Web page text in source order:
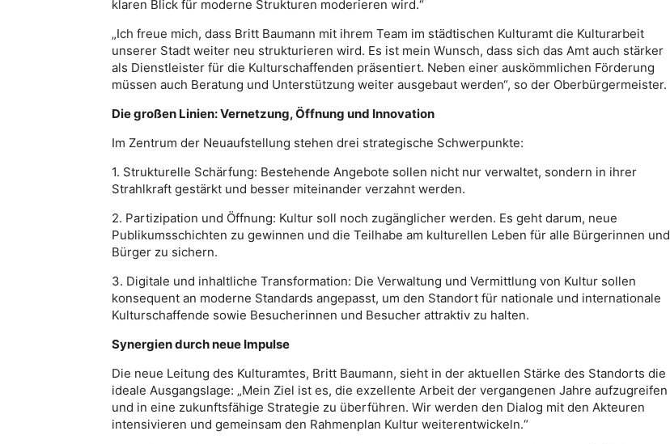
klaren Blick für moderne Strukturen moderieren wird.“
„Ich freue mich, dass Britt Baumann mit ihrem Team im städtischen Kulturamt die Kulturarbeit
unserer Stadt weiter neu strukturieren wird. Es ist mein Wunsch, dass sich das Amt auch stärker
als Dienstleister für die Kulturschaffenden präsentiert. Neben einer auskömmlichen Förderung
müssen auch Beratung und Unterstützung weiter ausgebaut werden“, so der Oberbürgermeister.
Die großen Linien: Vernetzung, Öffnung und Innovation
Im Zentrum der Neuaufstellung stehen drei strategische Schwerpunkte:
1. Strukturelle Schärfung: Bestehende Angebote sollen nicht nur verwaltet, sondern in ihrer
Strahlkraft gestärkt und besser miteinander verzahnt werden.
2. Partizipation und Öffnung: Kultur soll noch zugänglicher werden. Es geht darum, neue
Publikumsschichten zu gewinnen und die Teilhabe am kulturellen Leben für alle Bürgerinnen und
Bürger zu sichern.
3. Digitale und inhaltliche Transformation: Die Verwaltung und Vermittlung von Kultur sollen
konsequent an moderne Standards angepasst, um den Standort für nationale und internationale
Kulturschaffende sowie Besucherinnen und Besucher attraktiv zu halten.
Synergien durch neue Impulse
Die neue Leitung des Kulturamtes, Britt Baumann, sieht in der aktuellen Stärke des Standorts die
ideale Ausgangslage: „Mein Ziel ist es, die exzellente Arbeit der vergangenen Jahre aufzugreifen
und in eine zukunftsfähige Strategie zu überführen. Wir werden den Dialog mit den Akteuren
intensivieren und gemeinsam den Rahmenplan Kultur weiterentwickeln.“